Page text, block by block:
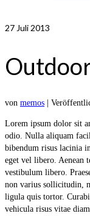
27 Juli 2013
von memos
Lorem ipsum dolor sit
odio. Nulla aliquam
bibendum risus lacinia
eget vel libero. Aenean
vestibulum libero.
non varius sollicitudin,
ligula quis tortor.
vehicula risus vitae